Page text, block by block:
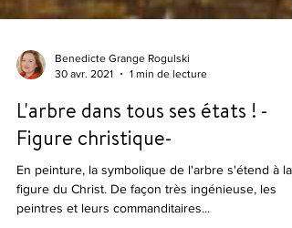
Benedicte Grange Rogulski
30 avr. 2021
1 min de lecture
L'arbre dans tous ses états ! -
Figure christique-